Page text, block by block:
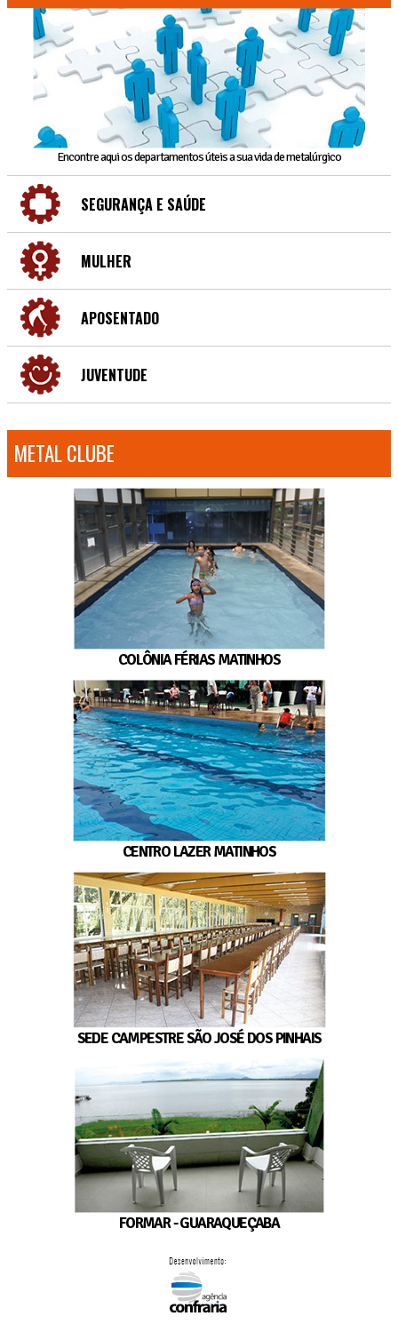
Encontre aqui os departamentos úteis a sua vida de metalúrgico
SEGURANÇA E SAÚDE
MULHER
APOSENTADO
JUVENTUDE
METAL CLUBE
COLÔNIA FÉRIAS MATINHOS
CENTRO LAZER MATINHOS
SEDE CAMPESTRE SÃO JOSÉ DOS PINHAIS
FORMAR - GUARAQUEÇABA